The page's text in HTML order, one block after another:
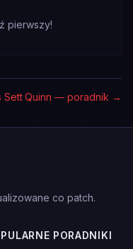
pierwszy!
Sett Quinn — poradnik →
co patch.
PORADNIKI